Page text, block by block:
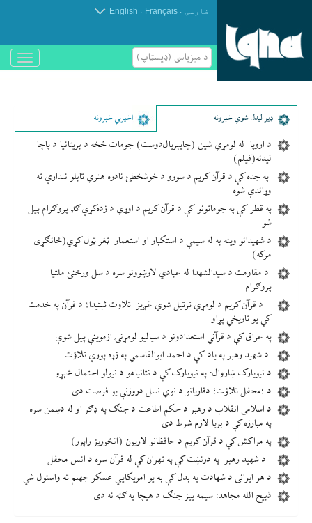
فارسی .
Français
.
English
د مېزپاسى (ډیسټاپ)
باز
و
ډير لیدل شوي خبرونه اخیرني خبرونه
د اروپا له لومړي شین (چاپېریال‌دوست) جومات څخه د بریتانیا د پاچا
لیدنه(فیلم)
په جده کې د قرآن کریم د سورو د خوشخطئ نادره هنري تابلو نندارې ته
وړاندې شوه
په قطر کې په جوماتونو کې د قرآن کریم د اوړي د زده‌کړې ګډ پروګرام پیل
شو
د شهیدانو وینه به له سیمې د استکبار او استعمار ټغر ټول کړي(ځانګړی
مرکه)
د مقاومت د سیدالشهدا له عبادي لارښوونو سره د سل ورځنئ ملتیا
پروګرام
د قرآن کریم د لومړي ترتیل شوي غږیز تلاوت ثبتیدا؛ د قرآن په خدمت
کې یو تاریخي پړاو
په عراق کې د قرآني استعدادونو د سیالیو لومړنۍ ازموینې پیل شوې
د شهید رهبر په یاد کې د احمد ابوالقاسمي په زړه پورې تلاؤت
د نیویارک ښاروال: په نیویارک کې د نتانیاهو د نیولو احتمال څېړو
د ؛محفل تلاؤت؛ دقاریانو د نوي نسل دروزنې یو فرصت دی
د اسلامی انقلاب د رهبر د حکم اطاعت د جنګ په ډګر او له دښمن سره
په مبارزه کې د بریا لازم شرط دی
په مراکش کې د قرآن کریم د حافظانو لاریون (انځوریز راپور)
د شهید رهبر په درنښت کې په تهران کې له قرآن سره د انس محفل
د هر ایرانی د شهادت په بدل کې به یو امریکایي عسکر جهنم ته واستول شي
ذبیح الله مجاهد: سیمه ییز جنګ د هیچا په ګټه نه دی